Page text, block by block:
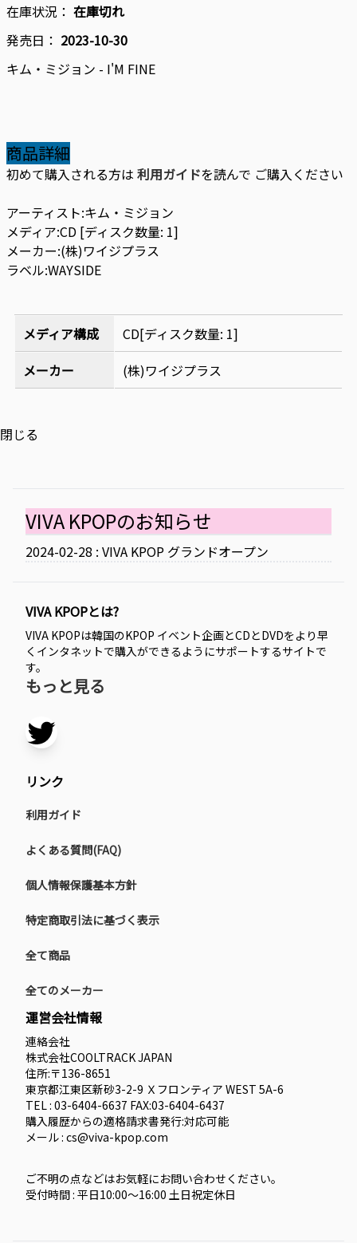
在庫状況： 在庫切れ
発売日： 2023-10-30
キム・ミジョン - I'M FINE
商品詳細
初めて購入される方は 利用ガイドを読んで ご購入ください
アーティスト:キム・ミジョン
メディア:CD [ディスク数量: 1]
メーカー:(株)ワイジプラス
ラベル:WAYSIDE
メディア構成
CD[ディスク数量: 1]
メーカー
(株)ワイジプラス
閉じる
VIVA KPOPのお知らせ
2024-02-28 : VIVA KPOP グランドオープン
VIVA KPOPとは?
VIVA KPOPは韓国のKPOP イベント企画とCDとDVDをより早
くインタネットで購入ができるようにサポートするサイトで
す。
もっと見る
リンク
利用ガイド
よくある質問(FAQ)
個人情報保護基本方針
特定商取引法に基づく表示
全て商品
全てのメーカー
運営会社情報
連絡会社
株式会社COOLTRACK JAPAN
住所:〒136-8651
東京都江東区新砂3-2-9 Ｘフロンティア WEST 5A-6
TEL : 03-6404-6637 FAX:03-6404-6437
購入履歴からの適格請求書発行:対応可能
メール : cs@viva-kpop.com
ご不明の点などはお気軽にお問い合わせください。
受付時間 : 平日10:00～16:00 土日祝定休日